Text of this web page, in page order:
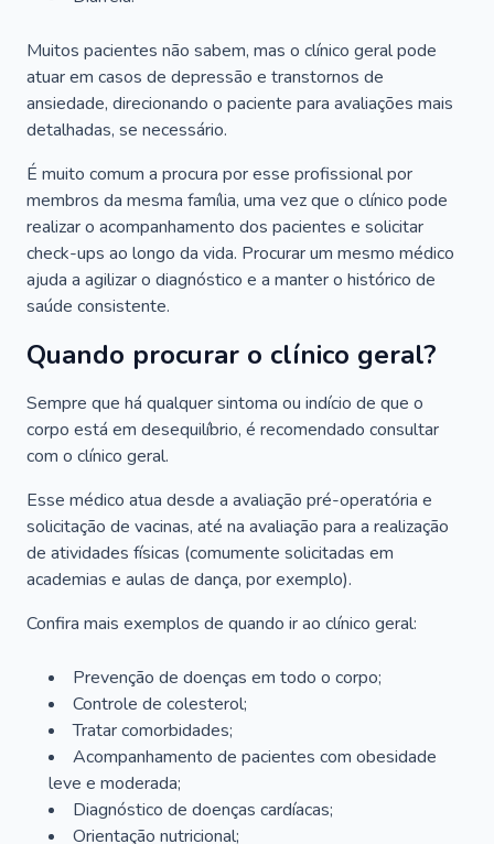
Muitos pacientes não sabem, mas o clínico geral pode
atuar em casos de depressão e transtornos de
ansiedade, direcionando o paciente para avaliações mais
detalhadas, se necessário.
É muito comum a procura por esse profissional por
membros da mesma família, uma vez que o clínico pode
realizar o acompanhamento dos pacientes e solicitar
check-ups ao longo da vida. Procurar um mesmo médico
ajuda a agilizar o diagnóstico e a manter o histórico de
saúde consistente.
Quando procurar o clínico geral?
Sempre que há qualquer sintoma ou indício de que o
corpo está em desequilíbrio, é recomendado consultar
com o clínico geral.
Esse médico atua desde a avaliação pré-operatória e
solicitação de vacinas, até na avaliação para a realização
de atividades físicas (comumente solicitadas em
academias e aulas de dança, por exemplo).
Confira mais exemplos de quando ir ao clínico geral:
Prevenção de doenças em todo o corpo;
Controle de colesterol;
Tratar comorbidades;
Acompanhamento de pacientes com obesidade
leve e moderada;
Diagnóstico de doenças cardíacas;
Orientação nutricional;